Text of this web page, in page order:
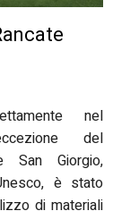
nel
del
San Giorgio,
è stato
di materiali